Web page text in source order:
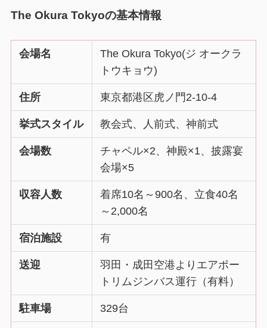
The Okura Tokyoの基本情報
会場名
The Okura Tokyo(ジ オークラ
トウキョウ)
住所 東京都港区虎ノ門2-10-4
挙式スタイル 教会式、人前式、神前式
会場数
チャペル×2、神殿×1、披露宴
会場×5
収容人数
着席10名～900名、立食40名
～2,000名
宿泊施設 有
送迎
羽田・成田空港よりエアポー
トリムジンバス運行（有料）
駐車場 329台